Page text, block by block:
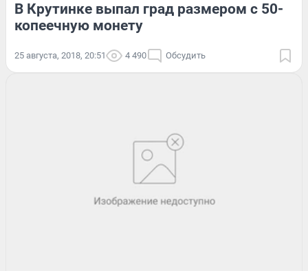
В Крутинке выпал град размером с 50-
копеечную монету
25 августа, 2018, 20:51 4 490 Обсудить